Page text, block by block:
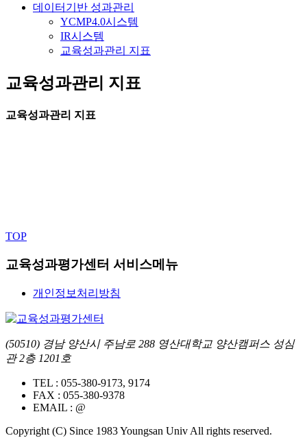
데이터기반 성과관리
YCMP4.0시스템
IR시스템
교육성과관리 지표
교육성과관리 지표
교육성과관리 지표
TOP
교육성과평가센터 서비스메뉴
개인정보처리방침
(50510) 경남 양산시 주남로 288 영산대학교 양산캠퍼스 성심
관 2층 1201호
TEL : 055-380-9173, 9174
FAX : 055-380-9378
EMAIL : @
Copyright (C) Since 1983 Youngsan Univ All rights reserved.